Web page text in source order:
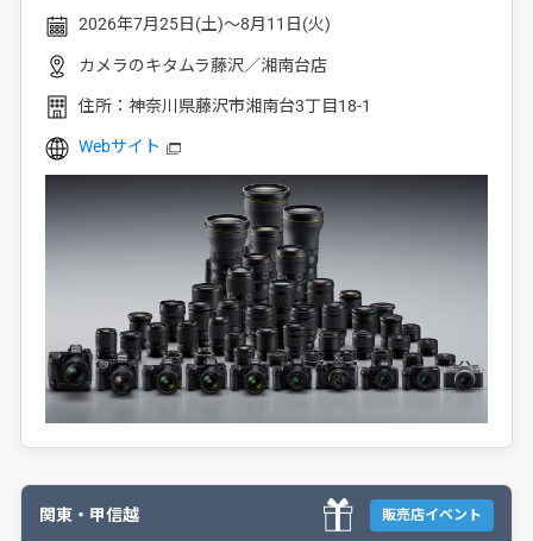
2026年7月25日(土)～8月11日(火)
カメラのキタムラ藤沢／湘南台店
住所： 神奈川県藤沢市湘南台3丁目18-1
Webサイト
関東・甲信越 販売店イベント